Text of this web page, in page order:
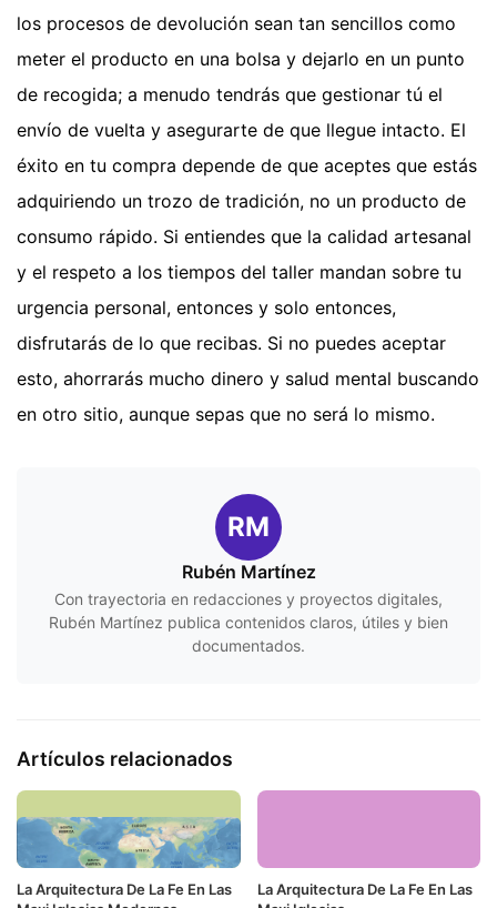
los procesos de devolución sean tan sencillos como
meter el producto en una bolsa y dejarlo en un punto
de recogida; a menudo tendrás que gestionar tú el
envío de vuelta y asegurarte de que llegue intacto. El
éxito en tu compra depende de que aceptes que estás
adquiriendo un trozo de tradición, no un producto de
consumo rápido. Si entiendes que la calidad artesanal
y el respeto a los tiempos del taller mandan sobre tu
urgencia personal, entonces y solo entonces,
disfrutarás de lo que recibas. Si no puedes aceptar
esto, ahorrarás mucho dinero y salud mental buscando
en otro sitio, aunque sepas que no será lo mismo.
RM
Rubén Martínez
Con trayectoria en redacciones y proyectos digitales,
Rubén Martínez publica contenidos claros, útiles y bien
documentados.
Artículos relacionados
La Arquitectura De La Fe En Las
La Arquitectura De La Fe En Las